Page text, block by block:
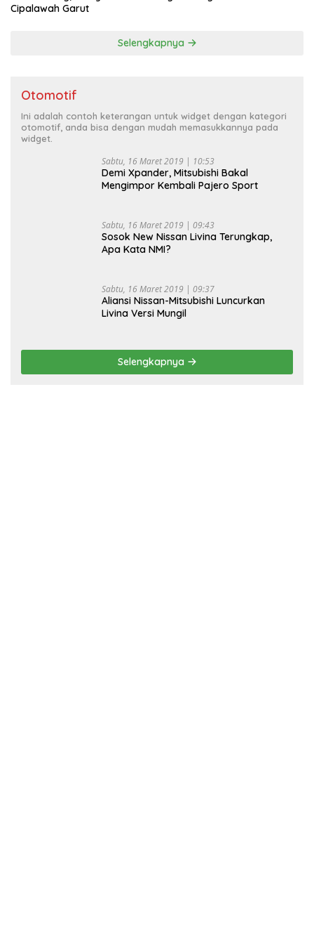
Cipalawah Garut
Selengkapnya
Otomotif
Ini adalah contoh keterangan untuk widget dengan kategori
otomotif, anda bisa dengan mudah memasukkannya pada
widget.
Sabtu, 16 Maret 2019 | 10:53
Demi Xpander, Mitsubishi Bakal
Mengimpor Kembali Pajero Sport
Sabtu, 16 Maret 2019 | 09:43
Sosok New Nissan Livina Terungkap,
Apa Kata NMI?
Sabtu, 16 Maret 2019 | 09:37
Aliansi Nissan-Mitsubishi Luncurkan
Livina Versi Mungil
Selengkapnya